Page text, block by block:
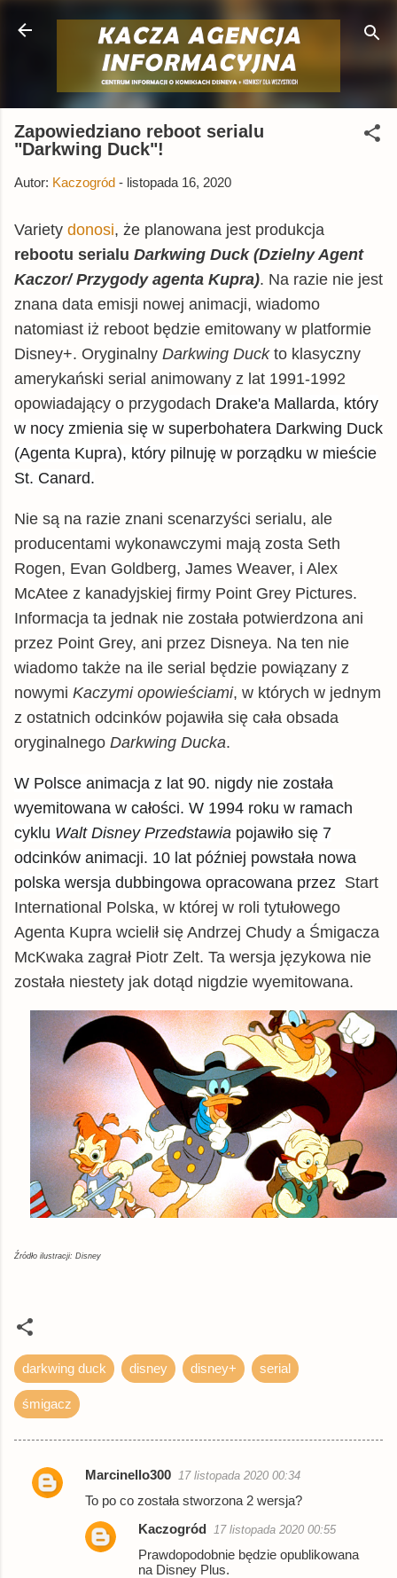
Przejdź do głównej zawartości
Zapowiedziano reboot serialu
"Darkwing Duck"!
Autor: Kaczogród - listopada 16, 2020
Variety donosi, że planowana jest produkcja
rebootu serialu Darkwing Duck (Dzielny Agent
Kaczor/ Przygody agenta Kupra). Na razie nie jest
znana data emisji nowej animacji, wiadomo
natomiast iż reboot będzie emitowany w platformie
Disney+. Oryginalny Darkwing Duck to klasyczny
amerykański serial animowany z lat 1991-1992
opowiadający o przygodach Drake'a Mallarda, który
w nocy zmienia się w superbohatera Darkwing Duck
(Agenta Kupra), który pilnuję w porządku w mieście
St. Canard.
Nie są na razie znani scenarzyści serialu, ale
producentami wykonawczymi mają zosta Seth
Rogen, Evan Goldberg, James Weaver, i Alex
McAtee z kanadyjskiej firmy Point Grey Pictures.
Informacja ta jednak nie została potwierdzona ani
przez Point Grey, ani przez Disneya. Na ten nie
wiadomo także na ile serial będzie powiązany z
nowymi Kaczymi opowieściami, w których w jednym
z ostatnich odcinków pojawiła się cała obsada
oryginalnego Darkwing Ducka.
W Polsce animacja z lat 90. nigdy nie została
wyemitowana w całości. W 1994 roku w ramach
cyklu Walt Disney Przedstawia pojawiło się 7
odcinków animacji. 10 lat później powstała nowa
polska wersja dubbingowa opracowana przez Start
International Polska, w której w roli tytułowego
Agenta Kupra wcielił się Andrzej Chudy a Śmigacza
McKwaka zagrał Piotr Zelt. Ta wersja językowa nie
została niestety jak dotąd nigdzie wyemitowana.
Źródło ilustracji: Disney
darkwing duck disney disney+ serial
śmigacz
K
Marcinello300 17 listopada 2020 00:34
To po co została stworzona 2 wersja?
Kaczogród 17 listopada 2020 00:55
Prawdopodobnie będzie opublikowana
na Disney Plus.